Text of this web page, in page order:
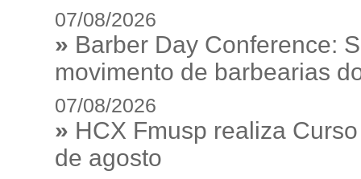
07/08/2026
» Barber Day Conference:
movimento de barbearias
07/08/2026
» HCX Fmusp realiza
de agosto